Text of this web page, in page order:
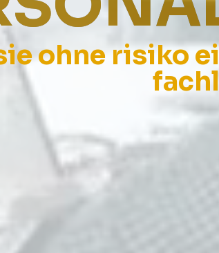
ohne risiko